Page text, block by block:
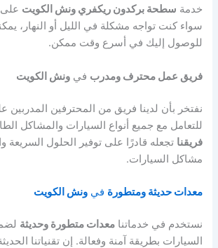
خدمة سطحة بركدون ريكفري ونش الكويت على
سواء كنت تواجه مشكلة في الليل أو النهار،
للوصول إليك في أسرع وقت ممكن.
فريق عمل محترف ومدرب فيونش الكويت
نفتخر بأن لدينا فريق من المحترفين
للتعامل مع جميع أنواع السيارات والمشاكل
فريقنا تجعله قادرًا على توفير الحلول السريعة
مشاكل السيارات.
معدات حديثة ومتطورة فيونش الكويت
نستخدم في خدماتنامعدات متطورة وحديثة
السيارات بطريقة آمنة وفعالة. إن تقنياتنا